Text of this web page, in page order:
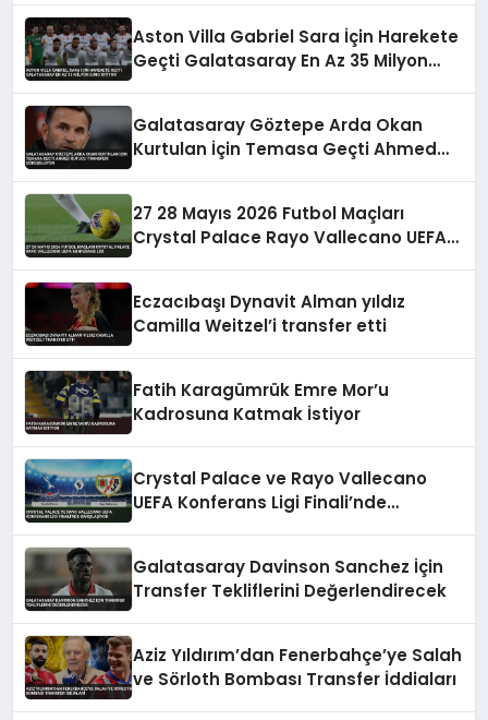
Aston Villa Gabriel Sara İçin Harekete
Geçti Galatasaray En Az 35 Milyon
Galatasaray Göztepe Arda Okan
Kurtulan İçin Temasa Geçti Ahmed
27 28 Mayıs 2026 Futbol Maçları
Crystal Palace Rayo Vallecano UEFA
Eczacıbaşı Dynavit Alman yıldız
Camilla Weitzel’i transfer etti
Fatih Karagümrük Emre Mor’u
Kadrosuna Katmak İstiyor
Crystal Palace ve Rayo Vallecano
UEFA Konferans Ligi Finali’nde
Galatasaray Davinson Sanchez İçin
Transfer Tekliflerini Değerlendirecek
Aziz Yıldırım’dan Fenerbahçe’ye Salah
ve Sörloth Bombası Transfer İddiaları